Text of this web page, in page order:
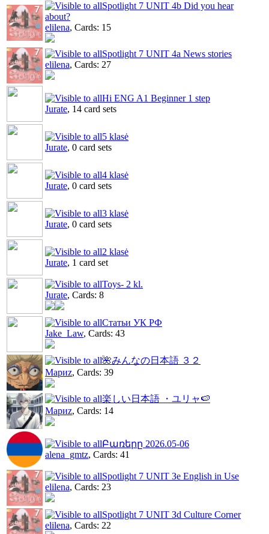
Spotlight 7 UNIT 4b Did you hear
about?
elilena, Cards: 15
Spotlight 7 UNIT 4а News stories
elilena, Cards: 27
Hi ENG A1 Beginner 1 step
Jurate, 14 card sets
5 klasė
Jurate, 0 card sets
4 klasė
Jurate, 0 card sets
3 klasė
Jurate, 0 card sets
2 klasė
Jurate, 1 card set
Toys- 2 kl.
Jurate, Cards: 8
Статьи УК РФ
Jake_Law, Cards: 43
🌺みんなの日本語 ３２
Мариz, Cards: 39
楽しい日本語 ・ユリャ🍉
Мариz, Cards: 14
Բառերը 2026.05-06
alena_gmtz, Cards: 41
Spotlight 7 UNIT Зe English in Use
elilena, Cards: 23
Spotlight 7 UNIT Зd Culture Corner
elilena, Cards: 22